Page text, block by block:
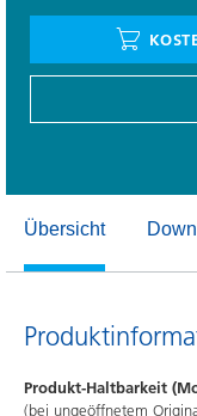
Übersicht
Produkt-Haltbarkeit
(bei ungeöffnetem